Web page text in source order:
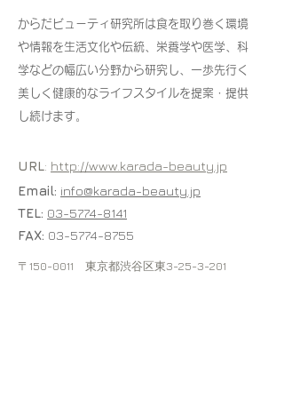
からだビューティ研究所は食を取り巻く環境
や情報を生活文化や伝統、栄養学や医学、科
学などの幅広い分野から研究し、一歩先行く
美しく健康的なライフスタイルを提案・提供
し続けます。
URL: http://www.karada-beauty.jp
Email: info@karada-beauty.jp
TEL: 03-5774-8141
FAX: 03-5774-8755
〒150-0011 東京都渋谷区東3-25-3-201